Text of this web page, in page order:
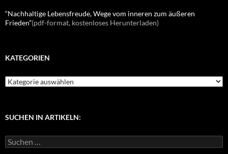
“Nachhaltige Lebensfreude, Wege vom inneren zum äußeren
Frieden”(pdf-format, kostenloses Herunterladen)
KATEGORIEN
K
a
g
r
SUCHEN IN ARTIKELN:
S
u